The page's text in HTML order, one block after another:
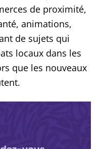
de proximité,
animations,
de sujets qui
locaux dans les
que les nouveaux